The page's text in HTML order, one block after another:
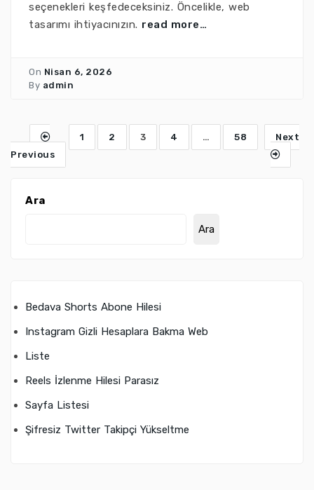
seçenekleri keşfedeceksiniz. Öncelikle, web
tasarımı ihtiyacınızın. read more…
On Nisan 6, 2026
By admin
Previous
1 2 3 4 … 58 Next
Ara
Ara
Bedava Shorts Abone Hilesi
Instagram Gizli Hesaplara Bakma Web
Liste
Reels İzlenme Hilesi Parasız
Sayfa Listesi
Şifresiz Twitter Takipçi Yükseltme